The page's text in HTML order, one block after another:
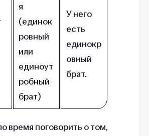
я
(единок
ровный
или
единоут
робный
брат)
У него
есть
единокр
овный
брат.
время поговорить о том,